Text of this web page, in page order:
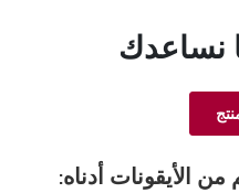
نساعدك
الأيقونات أدناه: